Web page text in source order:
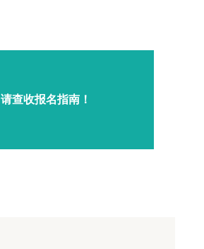
请查收报名指南！